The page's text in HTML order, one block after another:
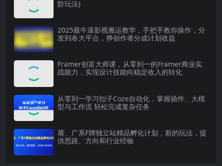
阶玩法)
2025最牛逼影视搬运教学，手把手教你操作，分
发到各大平台，挣创作者分成计划收益
Framer创富大师课，从零到一的Framer商业实
战能力，实现设计技能向稳定收入的转化
从零到一学习扣子Coze自动化，掌握插件、大模
型与工作流 轻松完成复杂任务
莆、广系F牌独立站精品孵化计划，新的玩法，提
供思路、方向和行业经验